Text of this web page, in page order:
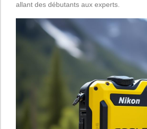
allant des débutants aux experts.